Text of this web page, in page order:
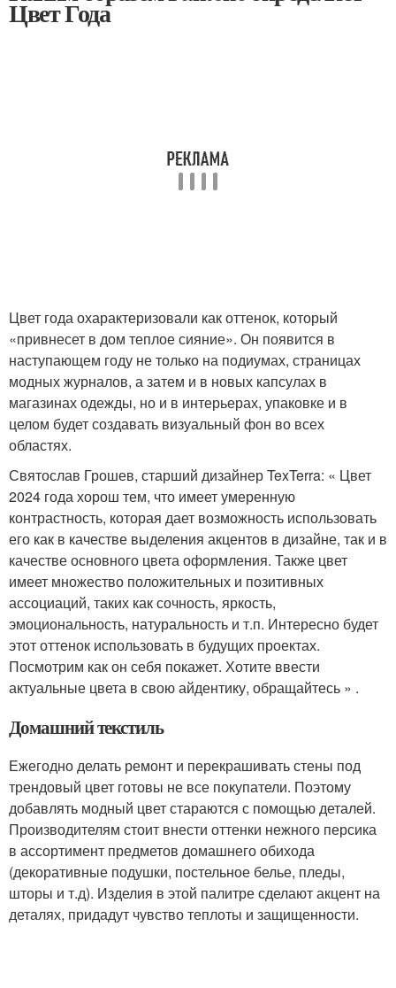
Цвет Года
Цвет года охарактеризовали как оттенок, который
«привнесет в дом теплое сияние». Он появится в
наступающем году не только на подиумах, страницах
модных журналов, а затем и в новых капсулах в
магазинах одежды, но и в интерьерах, упаковке и в
целом будет создавать визуальный фон во всех
областях.
Святослав Грошев, старший дизайнер TexTerra: « Цвет
2024 года хорош тем, что имеет умеренную
контрастность, которая дает возможность использовать
его как в качестве выделения акцентов в дизайне, так и в
качестве основного цвета оформления. Также цвет
имеет множество положительных и позитивных
ассоциаций, таких как сочность, яркость,
эмоциональность, натуральность и т.п. Интересно будет
этот оттенок использовать в будущих проектах.
Посмотрим как он себя покажет. Хотите ввести
актуальные цвета в свою айдентику, обращайтесь » .
Домашний текстиль
Ежегодно делать ремонт и перекрашивать стены под
трендовый цвет готовы не все покупатели. Поэтому
добавлять модный цвет стараются с помощью деталей.
Производителям стоит внести оттенки нежного персика
в ассортимент предметов домашнего обихода
(декоративные подушки, постельное белье, пледы,
шторы и т.д). Изделия в этой палитре сделают акцент на
деталях, придадут чувство теплоты и защищенности.